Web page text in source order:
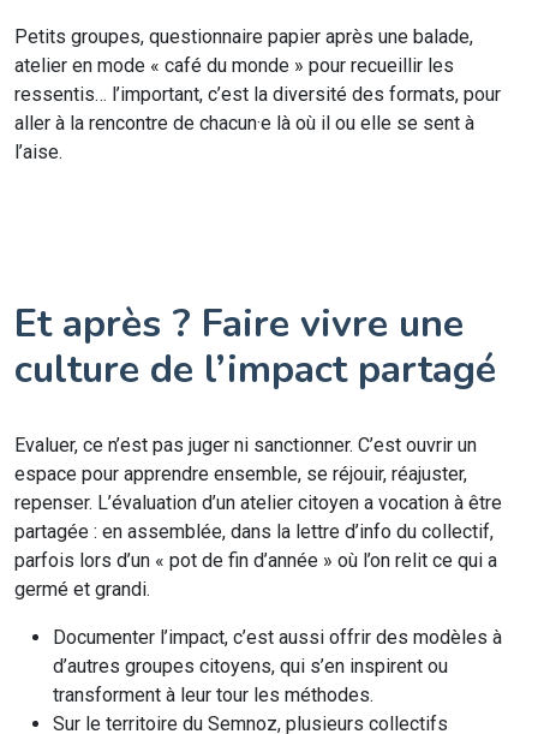
Petits groupes, questionnaire papier après une balade,
atelier en mode « café du monde » pour recueillir les
ressentis… l’important, c’est la diversité des formats, pour
aller à la rencontre de chacun·e là où il ou elle se sent à
l’aise.
Et après ? Faire vivre une
culture de l’impact partagé
Evaluer, ce n’est pas juger ni sanctionner. C’est ouvrir un
espace pour apprendre ensemble, se réjouir, réajuster,
repenser. L’évaluation d’un atelier citoyen a vocation à être
partagée : en assemblée, dans la lettre d’info du collectif,
parfois lors d’un « pot de fin d’année » où l’on relit ce qui a
germé et grandi.
Documenter l’impact, c’est aussi offrir des modèles à
d’autres groupes citoyens, qui s’en inspirent ou
transforment à leur tour les méthodes.
Sur le territoire du Semnoz, plusieurs collectifs